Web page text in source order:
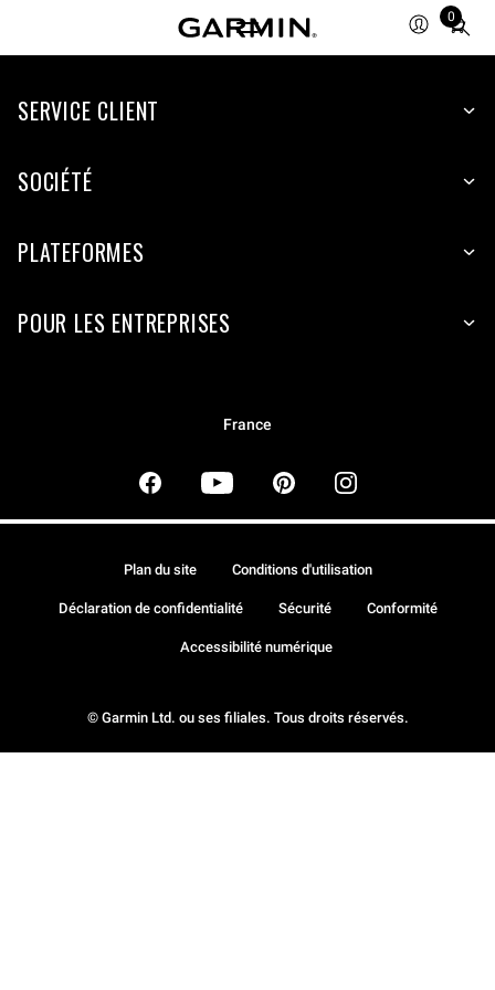
0
Total
items
cart:
SERVICE CLIENT
SOCIÉTÉ
PLATEFORMES
POUR LES ENTREPRISES
France
© Garmin Ltd. ou ses filiales. Tous droits réservés.
Plan du site Conditions d'utilisation
Déclaration de confidentialité Sécurité Conformité
Accessibilité numérique